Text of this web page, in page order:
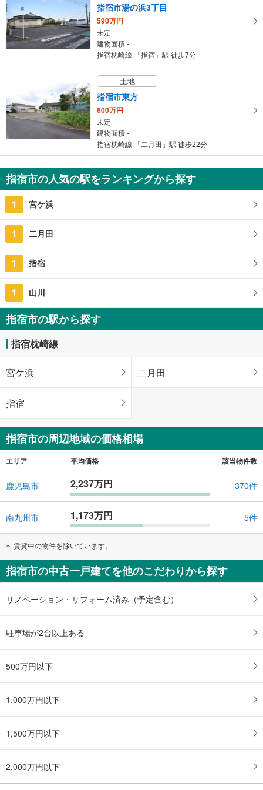
指宿市湯の浜3丁目
590万円
未定
建物面積 -
指宿枕崎線 「指宿」駅 徒歩7分
土地
指宿市東方
600万円
未定
建物面積 -
指宿枕崎線 「二月田」駅 徒歩22分
指宿市の人気の駅をランキングから探す
1 宮ケ浜
1 二月田
1 指宿
1 山川
指宿市の駅から探す
指宿枕崎線
宮ケ浜 二月田
指宿
指宿市の周辺地域の価格相場
エリア 平均価格 該当物件数
鹿児島市 2,237万円 370件
南九州市 1,173万円 5件
賃貸中の物件を除いています。
指宿市の中古一戸建てを他のこだわりから探す
リノベーション・リフォーム済み（予定含む）
駐車場が2台以上ある
500万円以下
1,000万円以下
1,500万円以下
2,000万円以下